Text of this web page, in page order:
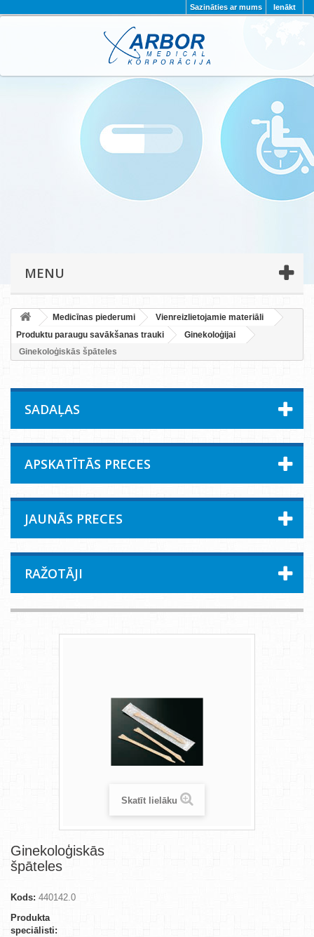
Ienākt
Sazināties ar mums
PAR MUMS PROJEKTI
KONTAKTI
PRIVĀTUMA POLITIKA
MENU
Medicīnas piederumi
Vienreizlietojamie materiāli
Produktu paraugu savākšanas trauki
Ginekoloģijai
Ginekoloģiskās špāteles
SADAĻAS
APSKATĪTĀS PRECES
JAUNĀS PRECES
RAŽOTĀJI
Skatīt lielāku
Ginekoloģiskās
špāteles
Kods: 440142.0
Produkta
speciālisti: